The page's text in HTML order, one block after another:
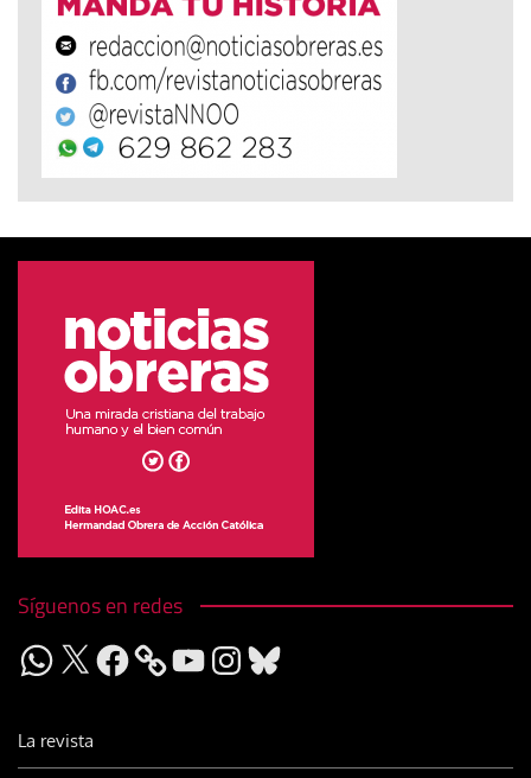
Síguenos en redes
WhatsApp
X Facebook YouTubeInstagram
Bluesky
La revista